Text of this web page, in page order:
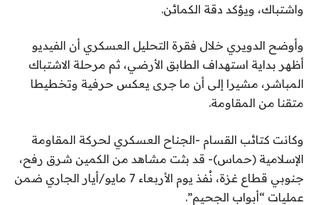
واشتباك، ويؤكد دقة الكمائن.
وأوضح الدويري خلال فقرة التحليل العسكري أن الفيديو
أظهر بداية استهداف الطابق الأرضي، ثم مرحلة الاشتباك
المباشر، مشيرا إلى أن ما جرى يعكس حرفية وتخطيطا
متقنا من المقاومة.
وكانت كتائب القسام -الجناح العسكري لحركة المقاومة
الإسلامية (حماس)- قد بثت مشاهد من الكمين شرق رفح،
جنوبي قطاع غزة، نُفذ يوم الأربعاء 7 مايو/أيار الجاري ضمن
عمليات “أبواب الجحيم”.